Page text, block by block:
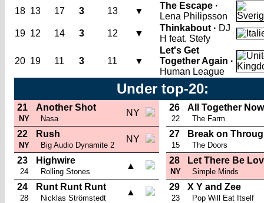
18 13 17 3 13 ▼
The Escape ·
Lena Philipsson
19 12 14 3 12 ▼
Thinkabout · DJ
H feat. Stefy
20 19 11 3 11 ▼
Let's Get
Together Again ·
Human League
Under top-20:
21
NY
Another Shot
Nasa
NY
22
NY
Rush
Big Audio Dynamite 2
NY
23
24
Highwire
Rolling Stones
▲
24
28
Runt Runt Runt
Nicklas Strömstedt
▲
26
22
All Together Now
The Farm
27
15
Break on
The Doors
28
NY
Let There Be
Simple Minds
29
23
X Y and Zee
Pop Will Eat Itself